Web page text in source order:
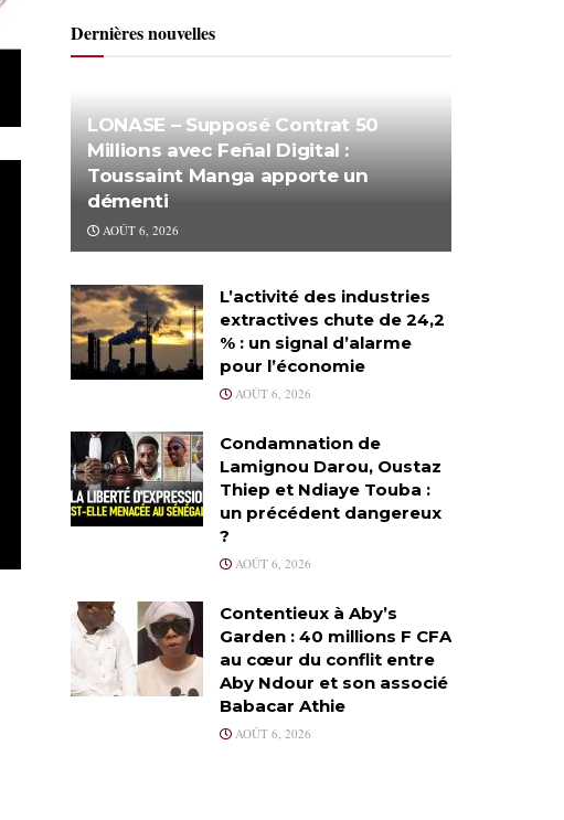
Dernières nouvelles
LONASE – Supposé Contrat 50
Millions avec Feñal Digital :
Toussaint Manga apporte un
démenti
AOÛT 6, 2026
L’activité des industries
extractives chute de 24,2
% : un signal d’alarme
pour l’économie
AOÛT 6, 2026
Condamnation de
Lamignou Darou, Oustaz
Thiep et Ndiaye Touba :
un précédent dangereux
?
AOÛT 6, 2026
Contentieux à Aby’s
Garden : 40 millions F CFA
au cœur du conflit entre
Aby Ndour et son associé
Babacar Athie
AOÛT 6, 2026